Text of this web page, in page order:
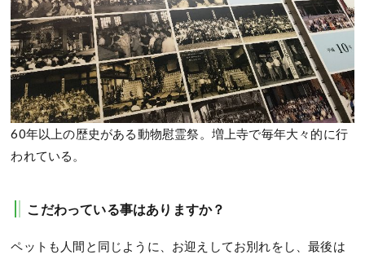
60年以上の歴史がある動物慰霊祭。増上寺で毎年大々的に行
われている。
こだわっている事はありますか？
ペットも人間と同じように、お迎えしてお別れをし、最後は